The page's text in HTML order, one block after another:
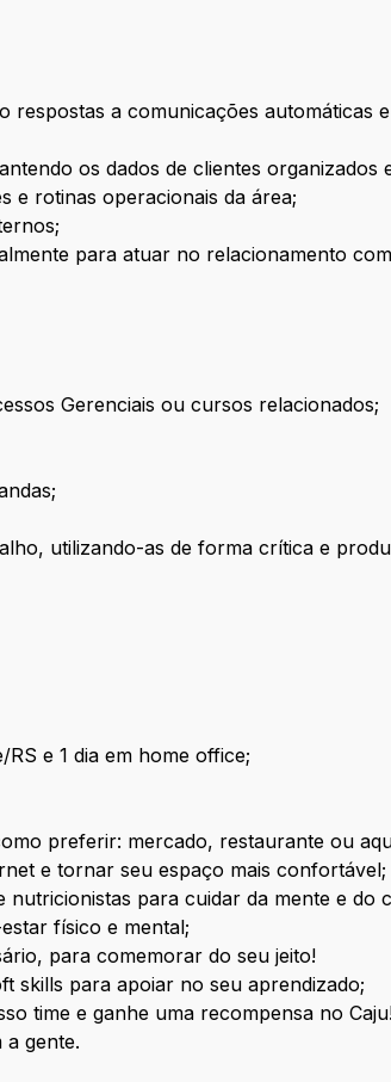
a comunicações automáticas
os dados de clientes organizados
e rotinas operacionais da área;
para atuar no relacionamento
Gerenciais ou cursos relacionados;
utilizando-as de forma crítica e
e 1 dia em home office;
preferir: mercado, restaurante ou
e tornar seu espaço mais confortável;
para cuidar da mente e do
físico e mental;
para comemorar do seu jeito!
skills para apoiar no seu aprendizado;
time e ganhe uma recompensa no
gente.